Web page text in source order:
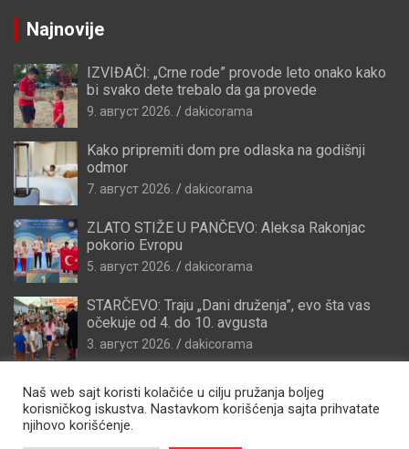
Najnovije
IZVIĐAČI: „Crne rode” provode leto onako kako
bi svako dete trebalo da ga provede
9. август 2026. dakicorama
Kako pripremiti dom pre odlaska na godišnji
odmor
7. август 2026. dakicorama
ZLATO STIŽE U PANČEVO: Aleksa Rakonjac
pokorio Evropu
5. август 2026. dakicorama
STARČEVO: Traju „Dani druženja”, evo šta vas
očekuje od 4. do 10. avgusta
3. август 2026. dakicorama
Naš web sajt koristi kolačiće u cilju pružanja boljeg
korisničkog iskustva. Nastavkom korišćenja sajta prihvatate
njihovo korišćenje.